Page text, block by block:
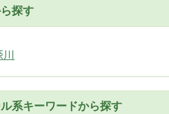
探す
川
系キーワードから探す